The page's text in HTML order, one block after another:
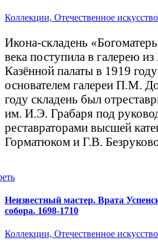
Коллекции, Отечественное
Икона-складень
века поступила в галерею
Казённой палаты в 1919
основателем галереи П.М.
году складень был
им. И.Э. Грабаря под
реставраторами высшей
Горматюком и Г.В.
Неизвестный мастер. Врата
собора. 1698-1710
Коллекции, Отечественное